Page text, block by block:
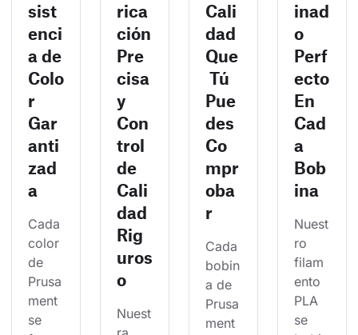
sist
enci
a de
Colo
r
Gar
anti
zad
a
Cada
color
de
Prusa
ment
se
rica
ción
Pre
cisa
y
Con
trol
de
Cali
dad
Rig
uros
o
Nuest
Cali
dad
Que
Tú
Pue
des
Co
mpr
oba
r
Cada
bobin
a de
Prusa
ment
inad
o
Perf
ecto
En
Cad
a
Bob
ina
Nuest
ro
filam
ento
PLA
se